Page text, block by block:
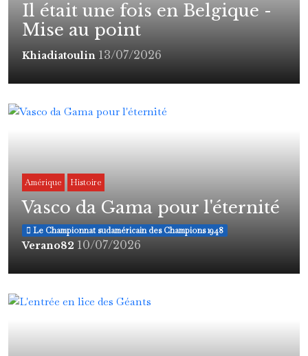
Il était une fois en Belgique -
Mise au point
Khiadiatoulin 13/07/2026
Amérique Histoire
Vasco da Gama pour l'éternité
Le Championnat sudaméricain des Champions 1948
Verano82 10/07/2026